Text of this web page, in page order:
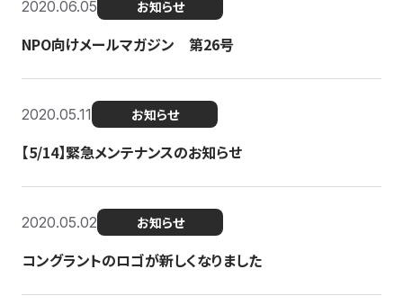
2020.06.05 お知らせ
NPO向けメールマガジン 第26号
2020.05.11 お知らせ
【5/14】緊急メンテナンスのお知らせ
2020.05.02 お知らせ
コングラントのロゴが新しくなりました